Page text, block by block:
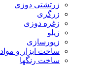
زرتشتی دوزی
زرگری
زغره دوزی
زیلو
زیورسازی
ساخت ابزار و مواد
ساخت رنگها